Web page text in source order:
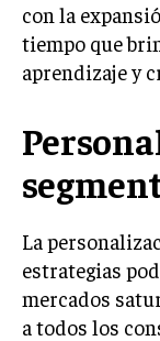
TECNOLOGIA
con la
tiempo que
aprendizaje y
La
estrategias
mercados
a todos los